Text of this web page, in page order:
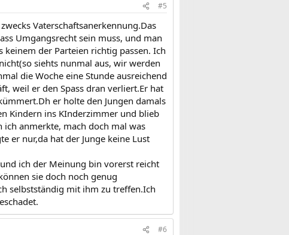
#5
Vaterschaftsanerkennung.Das
Umgangsrecht sein muss, und man
der Parteien richtig passen. Ich
siehts nunmal aus, wir werden
die Woche eine Stunde ausreichend
weil er den Spass dran verliert.Er hat
er holte den Jungen damals
Kindern ins KInderzimmer und blieb
ich anmerkte, mach doch mal was
er nur,da hat der Junge keine Lust
ich der Meinung bin vorerst reicht
sie doch noch genug
selbstständig mit ihm zu treffen.Ich
#6